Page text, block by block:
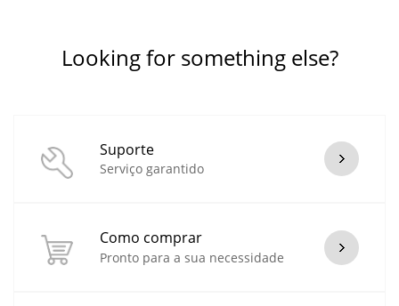
Looking for something else?
Suporte
Serviço garantido
Como comprar
Pronto para a sua necessidade